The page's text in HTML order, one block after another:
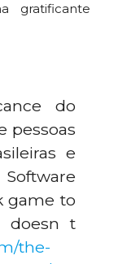
gratificante
do
pessoas
e
game to
doesn t
the-